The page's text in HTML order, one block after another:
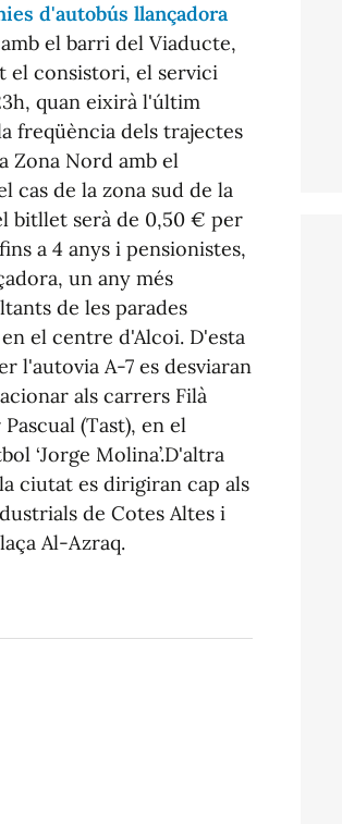
d'autobús llançadora
el barri del Viaducte,
el consistori, el servici
quan eixirà l'últim
freqüència dels trajectes
Zona Nord amb el
cas de la zona sud de la
bitllet serà de 0,50 € per
a 4 anys i pensionistes,
un any més
de les parades
el centre d'Alcoi. D'esta
l'autovia A-7 es desviaran
als carrers Filà
(Tast), en el
‘Jorge Molina’.D'altra
ciutat es dirigiran cap als
de Cotes Altes i
Al-Azraq.